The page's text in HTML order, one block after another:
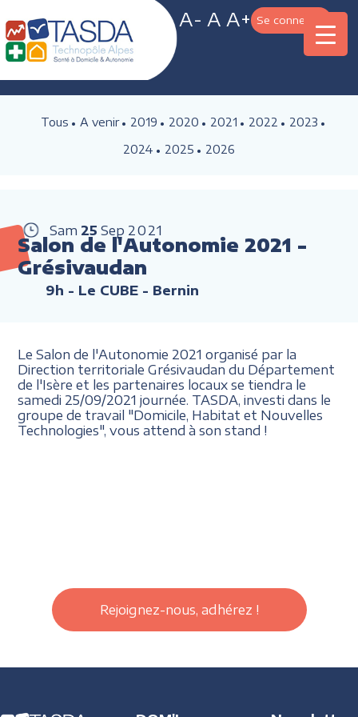
A- A A+ Se connecter
Tous A venir 2019 2020 2021 2022
2023
2024
2025 2026
Sam 25 Sep 2021
Salon de l'Autonomie 2021 -
Grésivaudan
9h - Le CUBE - Bernin
Le Salon de l'Autonomie 2021 organisé par la
Direction territoriale Grésivaudan du Département
de l'Isère et les partenaires locaux se tiendra le
samedi 25/09/2021 journée. TASDA, investi dans le
groupe de travail "Domicile, Habitat et Nouvelles
Technologies", vous attend à son stand !
Rejoignez-nous, adhérez !